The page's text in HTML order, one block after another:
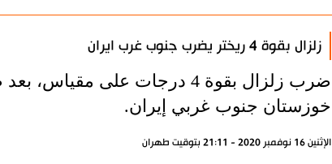
زلزال بقوة 4 ريختر يضرب جنوب غرب ايران
ضرب زلزال بقوة 4 درجات على
خوزستان جنوب غربي إيران.
الإثنين 16 نوفمبر 2020 - 21:11 بتوقيت طهران